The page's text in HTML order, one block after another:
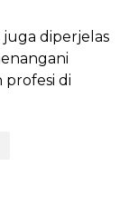
diperjelas
profesi di